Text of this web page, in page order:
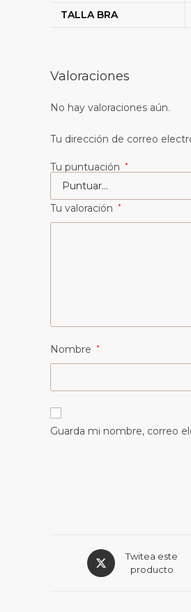
TALLA BRA
Valoraciones
No hay valoraciones aún.
Tu dirección de correo
Tu puntuación *
Tu valoración *
Nombre *
Guarda mi nombre, correo
Twitea este
producto